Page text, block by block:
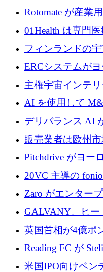
を構築するため
Rotomate が産業
めに 210 万ユーロ
01Health は専門
に 1,500 万ドル
フィンランドの
Aavuus が、スペ
レシード資金を獲
ERCシステムが
埋めるために設
であるVictorを発表
主権宇宙インテ
中、ICEYEは評
AI を使用して
るために 110 万
デリバランス AI
あるエンタープ
販売業者は欧州
ロを確保
Pitchdrive がヨー
業者を支援するた
20VC 主導の
ラットフォームの
Zaro がエンター
するために 510
GALVANY、ヒー
ドラウンドで
英国首相が4億ポ
国の新興企業は「
まる」
Reading FC が
協力して AI
米国IPO向けベン